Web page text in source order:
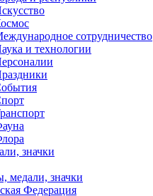
сотрудничество
и технологии
значки
медали, значки
Федерация